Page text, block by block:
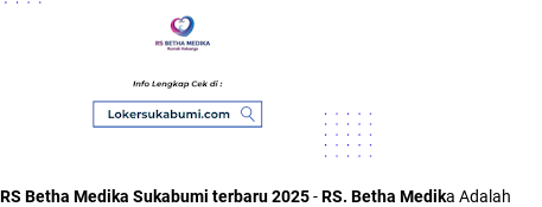
Betha Medika Sukabumi terbaru 2025-RS. Betha Medika Adalah